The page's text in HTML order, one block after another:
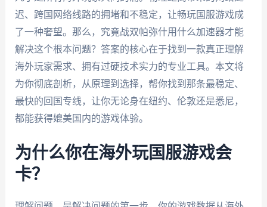
迟、跨国网络线路的拥堵和不稳定，让畅玩国服游戏成
了一种奢望。那么，究竟战双帕弥什用什么加速器才能
解决这个根本问题？答案的核心在于找到一款真正理解
海外玩家需求、拥有过硬技术实力的专业工具。本文将
为你彻底剖析，从原理到选择，帮你找到那条最稳定、
最快的回国专线，让你无论身在纽约、伦敦还是悉尼，
都能获得媲美国内的游戏体验。
为什么你在海外玩国服游戏会
卡？